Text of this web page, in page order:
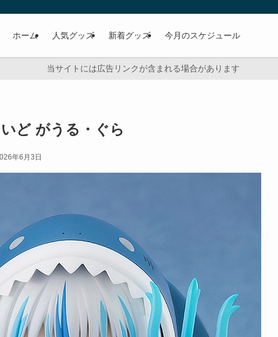
ホーム 人気グッズ 新着グッズ 今月のスケジュール
当サイトには広告リンクが含まれる場合があります
ど がうる・ぐら
年6月3日